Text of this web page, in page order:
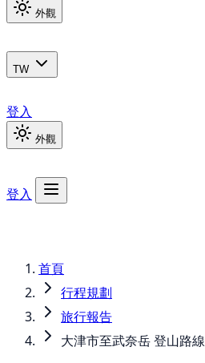
外觀
TW
登入
外觀
登入
首頁
行程規劃
旅行報告
大津市至武奈岳 登山路線